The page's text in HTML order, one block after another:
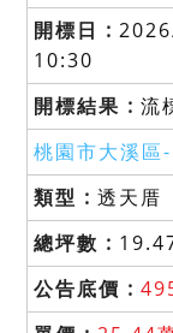
10:30
流
桃園市大溪區-
透天厝